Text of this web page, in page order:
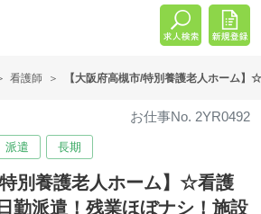
看護師 【大阪府高槻市/特別養護老人ホーム
お仕事No. 2YR0492
派遣 長期
特別養護老人ホーム】☆看護
勤派遣！残業ほぼナシ！施設